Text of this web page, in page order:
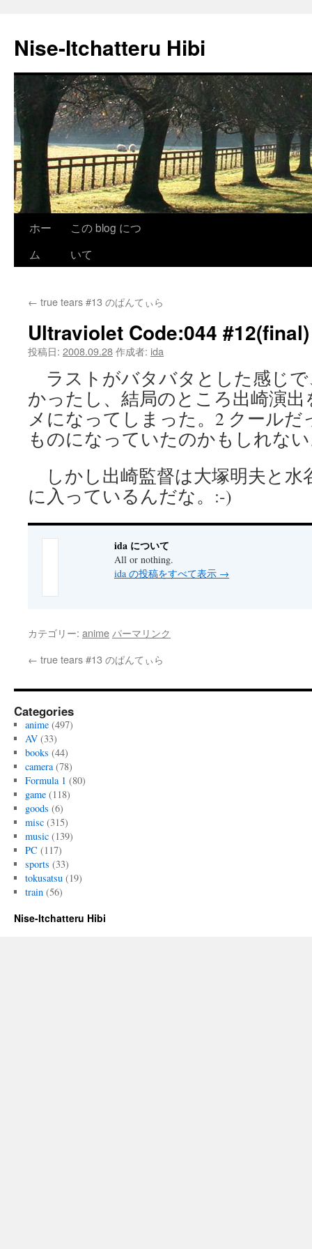
Nise-Itchatteru Hibi
ン
へ
キ
ホー
ム
この blog につ
いて
← true tears #13 のぱんてぃら
Ultraviolet Code:044 #12(final)
投稿日: 2008.09.28作成者: ida
ラストがバタバタとした感じ
かったし、結局のところ出崎演
メになってしまった。2 クール
ものになっていたのかもしれな
しかし出崎監督は大塚明夫と水
に入っているんだな。:-)
ida について
All or nothing.
ida の投稿をすべて表示 →
カテゴリー: anime パーマリンク
← true tears #13 のぱんてぃら
Categories
anime(497)
AV(33)
books (44)
camera(78)
Formula 1 (80)
game(118)
goods (6)
misc(315)
music(139)
PC (117)
sports (33)
tokusatsu(19)
train(56)
Nise-Itchatteru Hibi